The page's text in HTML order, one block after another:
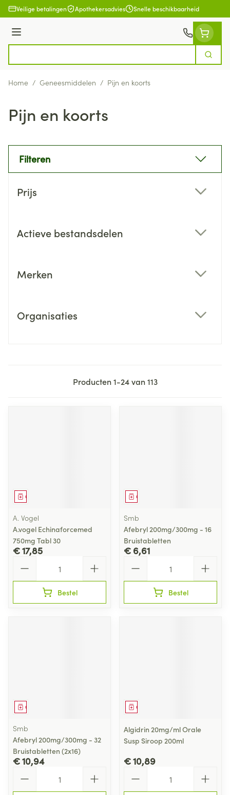
Ga naar de inhoud
Veilige betalingen Apothekersadvies Snelle beschikbaarheid
Menu
Zoek
Home / Geneesmiddelen / Pijn en koorts
Pijn en koorts
Filteren
Prijs
Actieve bestandsdelen
Merken
Organisaties
Producten1-24van113
Geneesmiddel
A. Vogel
A.vogel Echinaforcemed
750mg Tabl 30
€ 17,85
Bestel
Geneesmiddel
Smb
Afebryl 200mg/300mg - 16
Bruistabletten
€ 6,61
Bestel
Geneesmiddel
Smb
Afebryl 200mg/300mg - 32
Bruistabletten (2x16)
€ 10,94
Geneesmiddel
Algidrin 20mg/ml Orale
Susp Siroop 200ml
€ 10,89